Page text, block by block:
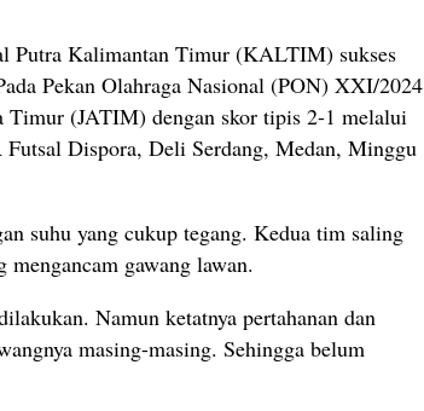
Putra Kalimantan Timur (KALTIM) sukses
Pekan Olahraga Nasional (PON) XXI/2024
Timur (JATIM) dengan skor tipis 2-1 melalui
Dispora, Deli Serdang, Medan, Minggu
suhu yang cukup tegang. Kedua tim saling
mengancam gawang lawan.
Namun ketatnya pertahanan dan
masing-masing. Sehingga belum